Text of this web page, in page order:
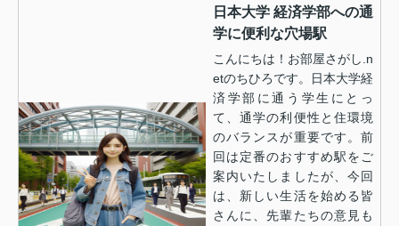
日本大学 経済学部への通
学に便利な穴場駅
こんにちは！お部屋さがし.n
etのちひろです。日本大学経
済学部に通う学生にとっ
て、通学の利便性と住環境
のバランスが重要です。前
回は定番のおすすめ駅をご
案内いたしましたが、今回
は、新しい生活を始める皆
さんに、先輩たちの意見も